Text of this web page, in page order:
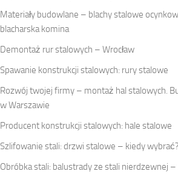
Materiały budowlane – blachy stalowe
blacharska komina
Demontaż rur stalowych – Wrocław
Spawanie konstrukcji stalowych: rury stalowe
Rozwój twojej firmy – montaż hal stalowych.
w Warszawie
Producent konstrukcji stalowych: hale stalowe
Szlifowanie stali: drzwi stalowe – kiedy wybrać?
Obróbka stali: balustrady ze stali nierdzewnej –